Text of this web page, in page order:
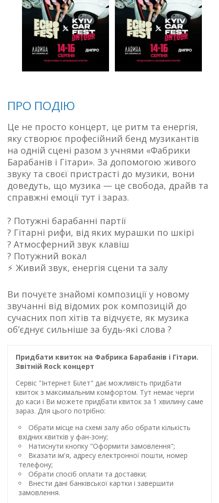
ПРО ПОДІЮ
Це не просто концерт, це ритм та енергія,
яку створює професійний бенд музикантів
на одній сцені разом з учнями «Фабрики
Барабанів і Гітари». За допомогою живого
звуку та своєї пристрасті до музики, вони
доведуть, що музика — це свобода, драйв та
справжні емоції тут і зараз.
? Потужні барабанні партії
? Гітарні рифи, від яких мурашки по шкірі
? Атмосферний звук клавіш
? Потужний вокал
⚡️ Живий звук, енергія сцени та залу
Ви почуєте знайомі композиції у новому
звучанні від відомих рок композицій до
сучасних поп хітів та відчуєте, як музика
об’єднує сильніше за будь-які слова ?
Придбати квиток на Фабрика Барабанів і Гітари.
Звітній Rock концерт
Сервіс "Інтернет Білет" дає можливість придбати
квиток з максимальним комфортом. Тут немає черги
до каси і Ви можете придбати квиток за 1 хвилину саме
зараз. Для цього потрібно:
Обрати місце на схемі залу або обрати кількість
вхідних квитків у фан-зону;
Натиснути кнопку "Оформити замовлення";
Вказати ім'я, адресу електронної пошти, номер
телефону;
Обрати спосіб оплати та доставки;
Внести дані банківської картки і завершити
замовлення.